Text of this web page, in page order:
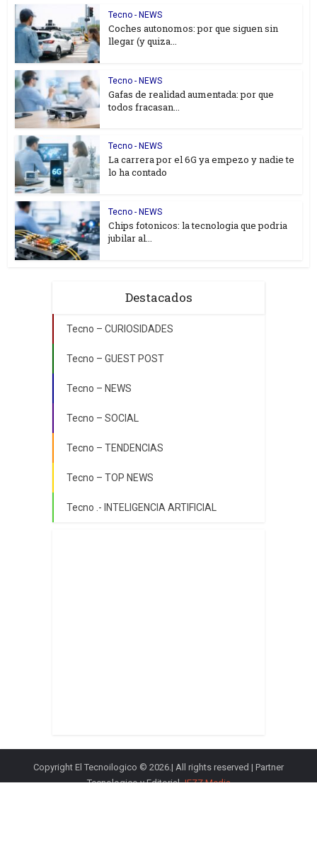
Tecno - NEWS
Coches autonomos: por que siguen sin
llegar (y quiza...
Tecno - NEWS
Gafas de realidad aumentada: por que
todos fracasan...
Tecno - NEWS
La carrera por el 6G ya empezo y nadie te
lo ha contado
Tecno - NEWS
Chips fotonicos: la tecnologia que podria
jubilar al...
Destacados
Tecno – CURIOSIDADES
Tecno – GUEST POST
Tecno – NEWS
Tecno – SOCIAL
Tecno – TENDENCIAS
Tecno – TOP NEWS
Tecno .- INTELIGENCIA ARTIFICIAL
Copyright El Tecnoilogico © 2026.| All rights reserved | Partner
Tecnologico y EditorialJEZZ Media